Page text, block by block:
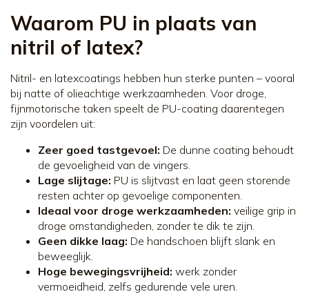
Waarom PU in plaats van
nitril of latex?
Nitril- en latexcoatings hebben hun sterke punten – vooral
bij natte of olieachtige werkzaamheden. Voor droge,
fijnmotorische taken speelt de PU-coating daarentegen
zijn voordelen uit:
Zeer goed tastgevoel: De dunne coating behoudt
de gevoeligheid van de vingers.
Lage slijtage: PU is slijtvast en laat geen storende
resten achter op gevoelige componenten.
Ideaal voor droge werkzaamheden: veilige grip in
droge omstandigheden, zonder te dik te zijn.
Geen dikke laag: De handschoen blijft slank en
beweeglijk.
Hoge bewegingsvrijheid: werk zonder
vermoeidheid, zelfs gedurende vele uren.